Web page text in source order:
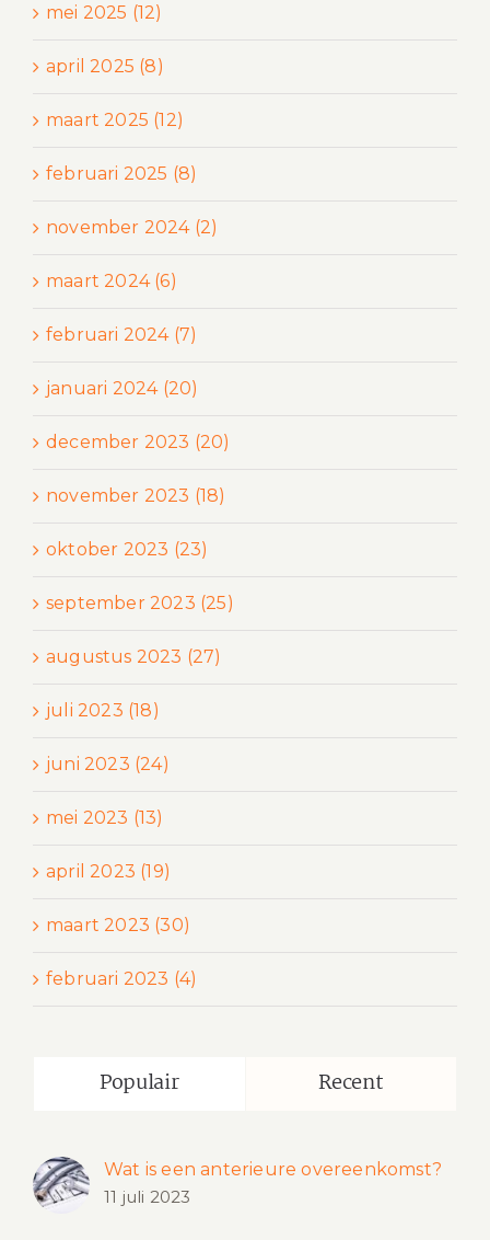
mei 2025 (12)
april 2025 (8)
maart 2025 (12)
februari 2025 (8)
november 2024 (2)
maart 2024 (6)
februari 2024 (7)
januari 2024 (20)
december 2023 (20)
november 2023 (18)
oktober 2023 (23)
september 2023 (25)
augustus 2023 (27)
juli 2023 (18)
juni 2023 (24)
mei 2023 (13)
april 2023 (19)
maart 2023 (30)
februari 2023 (4)
Populair Recent
Wat is een anterieure overeenkomst?
11 juli 2023